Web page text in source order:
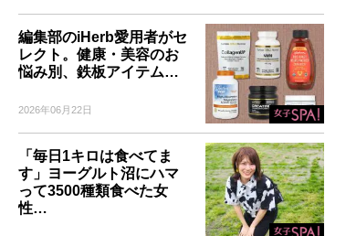
編集部のiHerb愛用者がセ
レクト。健康・美容のお
悩み別、鉄板アイテム…
2026年06月22日
「毎日1キロは食べてま
す」ヨーグルト沼にハマ
って3500種類食べた女
性…